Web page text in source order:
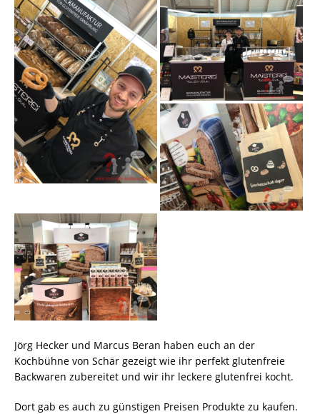
Jörg Hecker und Marcus Beran haben euch an der
Kochbühne von Schär gezeigt wie ihr perfekt glutenfreie
Backwaren zubereitet und wir ihr leckere glutenfrei kocht.
Dort gab es auch zu günstigen Preisen Produkte zu kaufen.